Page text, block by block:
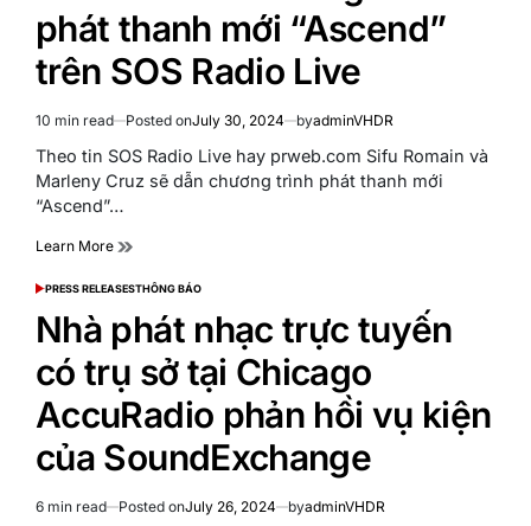
phát thanh mới “Ascend”
trên SOS Radio Live
Estimated
read
time
10 min read Posted onJuly 30, 2024 byadminVHDR
Theo tin SOS Radio Live hay prweb.com Sifu Romain và
Marleny Cruz sẽ dẫn chương trình phát thanh mới
“Ascend”…
Learn More
POSTED
PRESS RELEASESTHÔNG BÁO
Nhà phát nhạc trực tuyến
có trụ sở tại Chicago
AccuRadio phản hồi vụ kiện
của SoundExchange
Estimated
6 min read Posted onJuly 26, 2024 byadminVHDR